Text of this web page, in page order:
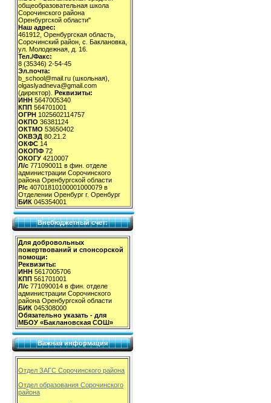
общеобразовательная школа
Сорочинского района
Оренбургской области"
Наш адрес:
461912, Оренбургская область,
Сорочинский район, с. Баклановка,
ул. Молодежная, д. 16.
Тел./Факс:
8 (35346) 2-54-45
Эл.почта:
b_school@mail.ru (школьная),
olgaslyadneva@gmail.com
(директор). Реквизиты:
ИНН 5647005340
КПП 564701001
ОГРН 1025602114757
ОКПО 36381124
ОКТМО 53650402
ОКВЭД 80.21.2
ОКФС 14
ОКОПФ 72
ОКОГУ 4210007
Л/с 771090011 в фин. отделе
администрации Сорочинского
района Оренбургской области
Р/с 40701810100001000079 в
Отделении Оренбург г. Оренбург
БИК 045354001
Внебюджетный счет:
Для добровольных
пожертвований и спонсорской
помощи:
Реквизиты:
ИНН 5617005706
КПП 561701001
Л/с 771090014 в фин. отделе
администрации Сорочинского
района Оренбургской области
БИК 045308000
Обязательно указать - для
МБОУ «Баклановская СОШ»
Важная информация
Отдел ЗАГС Сорочинского района
Отдел образования Сорочинского
района